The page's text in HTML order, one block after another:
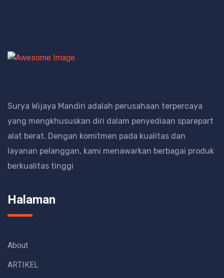
Surya Wijaya Mandiri adalah perusahaan terpercaya
yang mengkhususkan diri dalam penyediaan sparepart
alat berat. Dengan komitmen pada kualitas dan
layanan pelanggan, kami menawarkan berbagai produk
berkualitas tinggi
Halaman
About
ARTIKEL